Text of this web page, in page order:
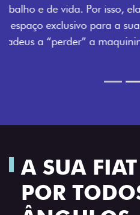
veículo também à
fechadura. São detalhes
mais fluidez para o seu dia
POR
ÂNGULOS